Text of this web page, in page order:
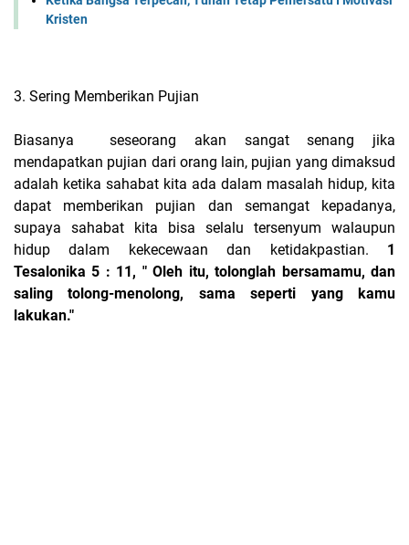
Kristen
3. Sering Memberikan Pujian
Biasanya seseorang akan sangat senang jika
mendapatkan pujian dari orang lain, pujian yang dimaksud
adalah ketika sahabat kita ada dalam masalah hidup, kita
dapat memberikan pujian dan semangat kepadanya,
supaya sahabat kita bisa selalu tersenyum walaupun
hidup dalam kekecewaan dan ketidakpastian. 1
Tesalonika 5 : 11, " Oleh itu, tolonglah bersamamu, dan
saling tolong-menolong, sama seperti yang kamu
lakukan."